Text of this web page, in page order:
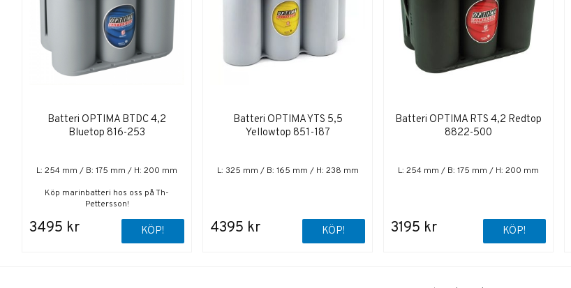
Batteri OPTIMA BTDC 4,2
Bluetop 816-253
L: 254 mm / B: 175 mm / H: 200 mm
Köp marinbatteri hos oss på Th-
Pettersson!
3495 kr KÖP!
Batteri OPTIMA YTS 5,5
Yellowtop 851-187
L: 325 mm / B: 165 mm / H: 238 mm
4395 kr KÖP!
Batteri OPTIMA RTS 4,2 Redtop
8822-500
L: 254 mm / B: 175 mm / H: 200 mm
3195 kr KÖP!